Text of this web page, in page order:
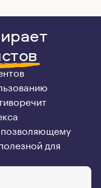
позволяющему
для